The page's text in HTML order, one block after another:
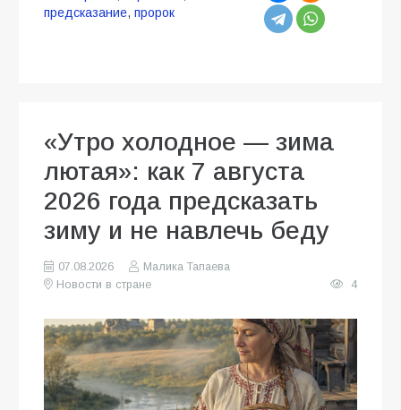
предсказание, пророк
«Утро холодное — зима
лютая»: как 7 августа
2026 года предсказать
зиму и не навлечь беду
07.08.2026
Малика Тапаева
Новости в стране
4